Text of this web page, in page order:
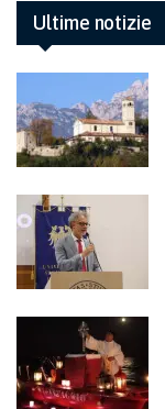
Ultime notizie